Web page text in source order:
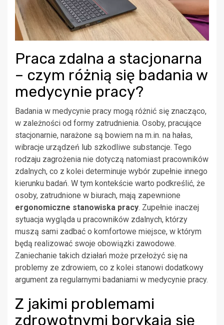
Praca zdalna a stacjonarna
– czym różnią się badania w
medycynie pracy?
Badania w medycynie pracy mogą różnić się znacząco,
w zależności od formy zatrudnienia. Osoby, pracujące
stacjonarnie, narażone są bowiem na m.in. na hałas,
wibracje urządzeń lub szkodliwe substancje. Tego
rodzaju zagrożenia nie dotyczą natomiast pracowników
zdalnych, co z kolei determinuje wybór zupełnie innego
kierunku badań. W tym kontekście warto podkreślić, że
osoby, zatrudnione w biurach, mają zapewnione
ergonomiczne stanowiska pracy. Zupełnie inaczej
sytuacja wygląda u pracowników zdalnych, którzy
muszą sami zadbać o komfortowe miejsce, w którym
będą realizować swoje obowiązki zawodowe.
Zaniechanie takich działań może przełożyć się na
problemy ze zdrowiem, co z kolei stanowi dodatkowy
argument za regularnymi badaniami w medycynie pracy.
Z jakimi problemami
zdrowotnymi borykają się